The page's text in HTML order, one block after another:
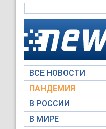
ВСЕ НОВОСТИ
ПАНДЕМИЯ
В РОССИИ
В МИРЕ